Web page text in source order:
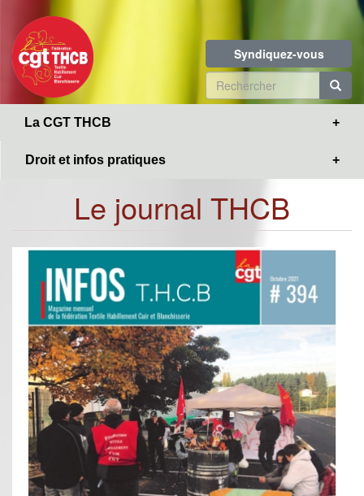
contenu
principal
Syndiquez-vous
Formulaire
de
La CGT THCB
Droit et infos pratiques
Le journal THCB